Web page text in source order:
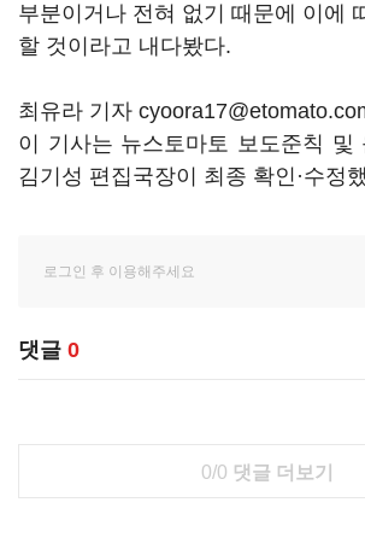
부분이거나 전혀 없기 때문에 이에
할 것이라고 내다봤다.
최유라 기자
이 기사는 뉴스토마토 보도준칙 및
김기성 편집국장이 최종 확인·수정
댓글 0
0/0 댓글 더보기